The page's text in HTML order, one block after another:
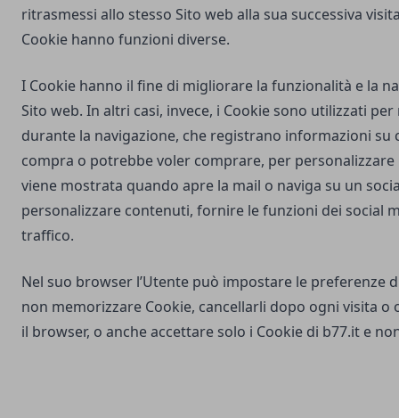
ritrasmessi allo stesso Sito web alla sua successiva
Cookie hanno funzioni diverse.
I Cookie hanno il fine di migliorare la funzionalità e la
Sito web. In altri casi, invece, i Cookie sono utilizzati
durante la navigazione, che registrano informazioni su
compra o potrebbe voler comprare, per
viene mostrata quando apre la mail o naviga su un
personalizzare contenuti, fornire le funzioni dei social
traffico.
Nel suo browser l’Utente può impostare le preferenze
non memorizzare Cookie, cancellarli dopo ogni visita o
il browser, o anche accettare solo i Cookie di b77.it e